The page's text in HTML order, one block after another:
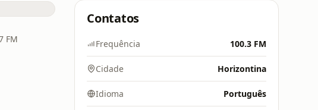
FM
Contatos
Frequência 100.3 FM
Cidade Horizontina
Idioma Português